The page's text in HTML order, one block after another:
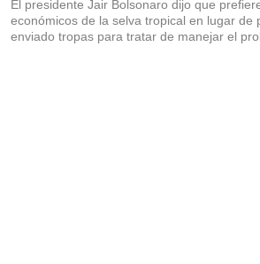
El presidente Jair Bolsonaro dijo que
económicos de la selva tropical en lugar de
enviado tropas para tratar de manejar el